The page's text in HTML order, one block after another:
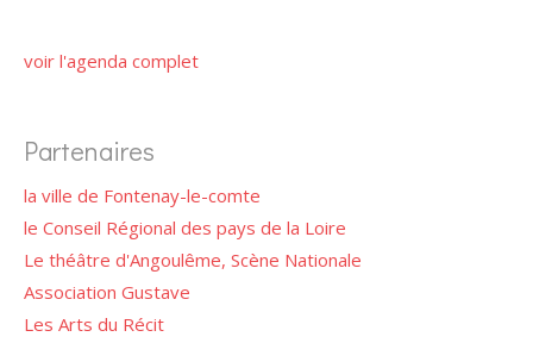
voir l'agenda complet
Partenaires
la ville de Fontenay-le-comte
le Conseil Régional des pays de la Loire
Le théâtre d'Angoulême, Scène Nationale
Association Gustave
Les Arts du Récit